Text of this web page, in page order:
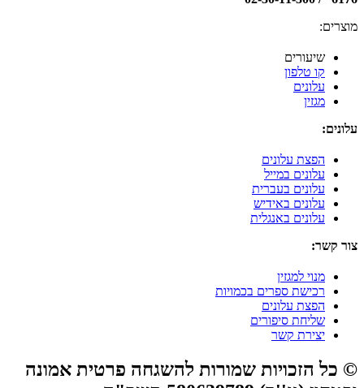
מוצרים:
שיעורים
קו טלפון
עלונים
מגזין
עלונים:
הפצת עלונים
עלונים במייל
עלונים בעברית
עלונים באידיש
עלונים באנגלית
צור קשר:
מנוי למגזין
רכישת ספרים בכמויות
הפצת עלונים
שליחת סיפורים
יצירת קשר
© כל הזכויות שמורות להשגחה פרטית אמונה